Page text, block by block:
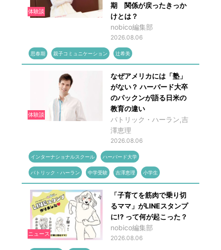
体験談
期 関係が戻ったきっか
けとは？
nobico編集部
2026.08.06
思春期 親子コミュニケーション 辻希美
体験談
なぜアメリカには「塾」
がない？ ハーバード大卒
のパックンが語る日米の
教育の違い
パトリック・ハーラン,吉
澤恵理
2026.08.06
インターナショナルスクール ハーバード大学
パトリック・ハーラン 中学受験 吉澤恵理 小学生
ニュース
「子育てを筋肉で乗り切
るママ」がLINEスタンプ
に!? って何が起こった？
nobico編集部
2026.08.06